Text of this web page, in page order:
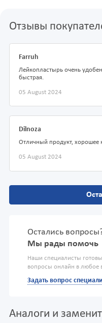
Отзывы
Farruh
Лейкопластырь очень
быстрая.
05 August 2024
Dilnoza
Отличный продукт, хорошее
05 August 2024
Остались
Мы рады помочь
Наши специалисты
вопросы онлайн в любое
Задать вопрос
Аналоги и